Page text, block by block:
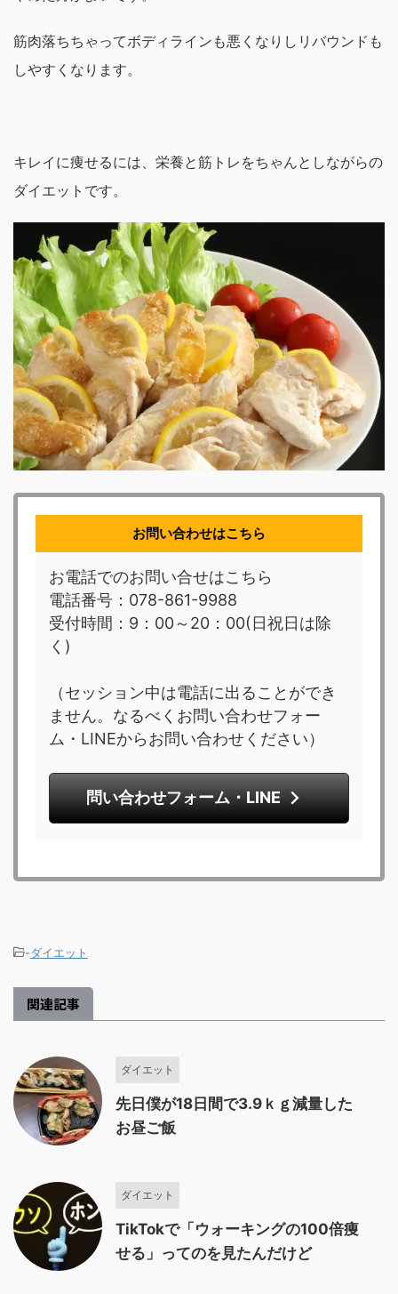
筋肉落ちちゃってボディラインも悪くなりし リバウンドも
しやすくなります。
キレイに痩せるには、栄養と筋トレをちゃんとしながらの
ダイエットです。
お問い合わせはこちら
お電話でのお問い合せはこちら
電話番号：078-861-9988
受付時間：9：00～20：00(日祝日は除
く)
（セッション中は電話に出ることができ
ません。なるべくお問い合わせフォー
ム・LINEからお問い合わせください）
問い合わせフォーム・LINE
-ダイエット
関連記事
ダイエット
先日僕が18日間で3.9ｋｇ減量した
お昼ご飯
ダイエット
TikTokで「ウォーキングの100倍痩
せる」ってのを見たんだけど